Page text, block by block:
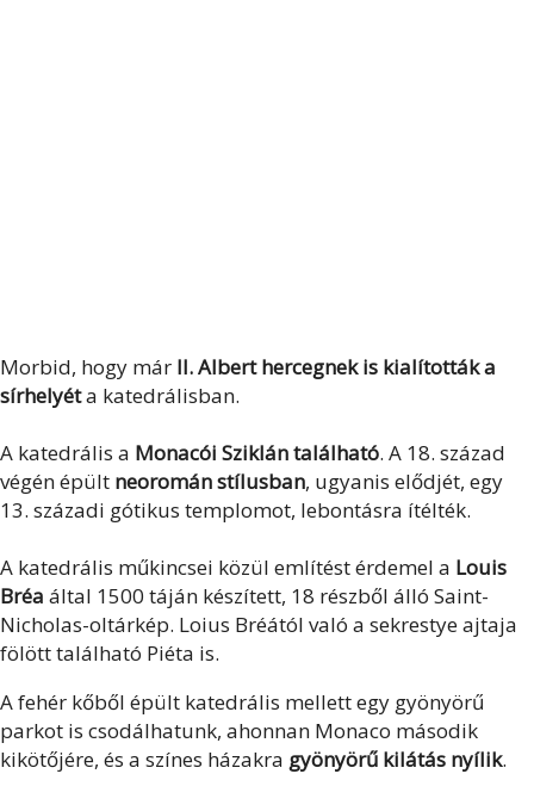
Morbid, hogy már II. Albert hercegnek is kialították a
sírhelyéta katedrálisban.
A katedrális a Monacói Sziklán található. A 18. század
végén épült neoromán stílusban, ugyanis elődjét, egy
13. századi gótikus templomot, lebontásra ítélték.
A katedrális műkincsei közül említést érdemel a Louis
Bréa által 1500 táján készített, 18 részből álló Saint-
Nicholas-oltárkép. Loius Bréától való a sekrestye ajtaja
fölött található Piéta is.
A fehér kőből épült katedrális mellett egy gyönyörű
parkot is csodálhatunk, ahonnan Monaco második
kikötőjére, és a színes házakra gyönyörű kilátás nyílik.